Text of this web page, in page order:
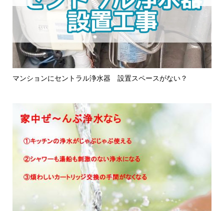
キッチンとシャワーのダブル浄水？ リフォーム時にセントラ